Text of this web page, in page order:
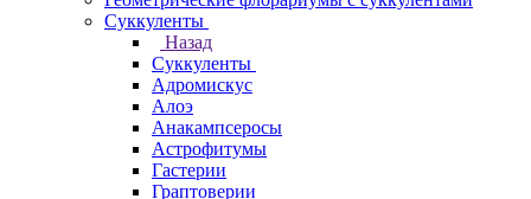
Суккуленты
Назад
Суккуленты
Адромискус
Алоэ
Анакампсеросы
Астрофитумы
Гастерии
Граптоверии